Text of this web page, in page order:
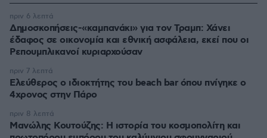
Δημοσκοπήσεις-«καμπανάκι» για τον Τραμπ: Χάνει
έδαφος σε οικονομία και εθνική ασφάλεια, εκεί που οι
Ρεπουμπλικανοί κυριαρχούσαν
πριν 6 λεπτά
Ελεύθερος ο ιδιοκτήτης του beach bar όπου πνίγηκε ο
4χρονος στην Πάρο
πριν 7 λεπτά
Μανώλης Κουτούζης: Η ιστορία του κοσμοπολίτη και
πριν 8 λεπτά